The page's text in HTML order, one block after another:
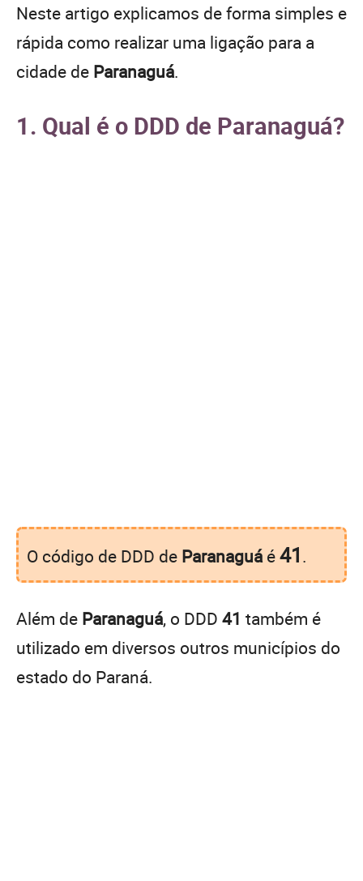
Neste artigo explicamos de forma simples e
rápida como realizar uma ligação para a
cidade de Paranaguá.
1. Qual é o DDD de Paranaguá?
O código de DDD de Paranaguá é41.
Além de Paranaguá, o DDD 41 também é
utilizado em diversos outros municípios do
estado do Paraná.